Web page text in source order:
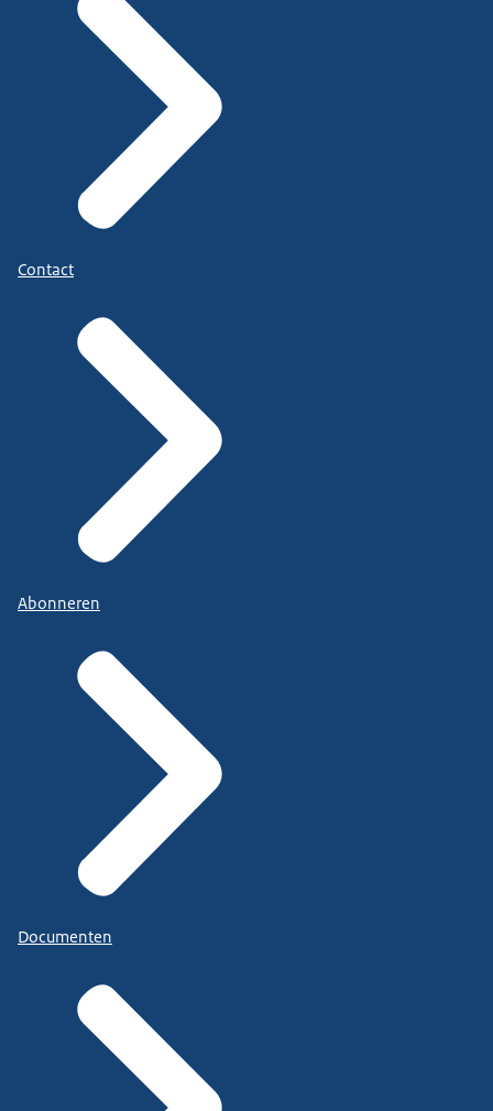
Contact
Abonneren
Documenten